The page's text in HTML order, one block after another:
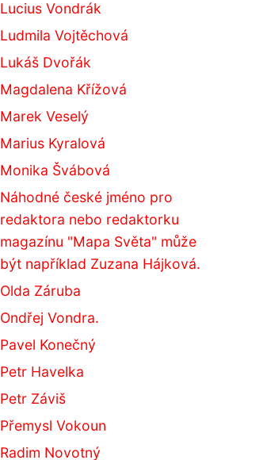
Lucius Vondrák
Ludmila Vojtěchová
Lukáš Dvořák
Magdalena Křížová
Marek Veselý
Marius Kyralová
Monika Švábová
Náhodné české jméno pro
redaktora nebo redaktorku
magazínu "Mapa Světa" může
být například Zuzana Hájková.
Olda Záruba
Ondřej Vondra.
Pavel Konečný
Petr Havelka
Petr Záviš
Přemysl Vokoun
Radim Novotný